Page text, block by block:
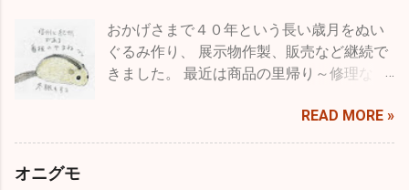
たり、つまり利用する人たちにとってより
良くするということで品種改良とも言うわ
けです。 もちろん、収穫量を減らしたり、
しての育種というのはある意味ありえませ
んが、一方で都合良くというだけでなく花
おかげさまで４０年という長い歳月をぬい
ぐるみ作り、 展示物作製、販売など継続で
きました。 最近は商品の里帰り～修理な
て、 意図した思いが伝わっていたことや、
長く大切に愛されたことを 直接フィードバ
READ MORE »
オニグモ